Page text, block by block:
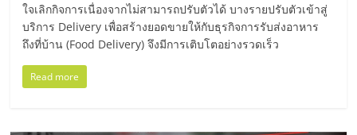
แฟ
รน
ใจเลิกกิจการเนื่องจากไม่สามารถปรับตัวได้ บางรายปรับตัวเข้าสู่
บริการ Delivery เพื่อสร้างยอดขายให้กับธุรกิจการรับส่งอาหาร
ถึงที่บ้าน (Food Delivery) จึงมีการเติบโตอย่างรวดเร็ว
Read more